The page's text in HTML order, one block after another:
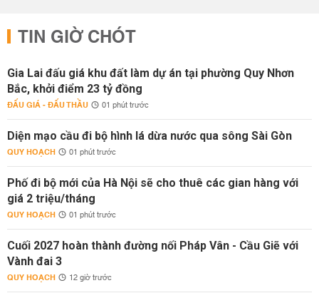
TIN GIỜ CHÓT
Gia Lai đấu giá khu đất làm dự án tại phường Quy Nhơn
Bắc, khởi điểm 23 tỷ đồng
ĐẤU GIÁ - ĐẤU THẦU 01 phút trước
Diện mạo cầu đi bộ hình lá dừa nước qua sông Sài Gòn
QUY HOẠCH 01 phút trước
Phố đi bộ mới của Hà Nội sẽ cho thuê các gian hàng với
giá 2 triệu/tháng
QUY HOẠCH 01 phút trước
Cuối 2027 hoàn thành đường nối Pháp Vân - Cầu Giẽ với
Vành đai 3
QUY HOẠCH 12 giờ trước